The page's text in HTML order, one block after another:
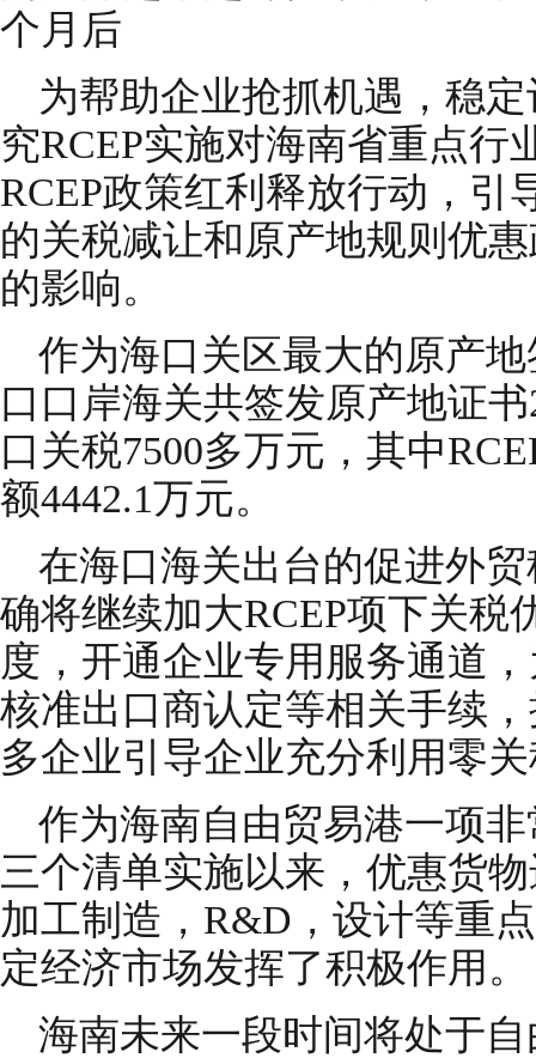
个月后
为帮助企业抢抓机遇，稳
究RCEP实施对海南省重点行
RCEP政策红利释放行动，引
的关税减让和原产地规则优
的影响。
作为海口关区最大的原产
口口岸海关共签发原产地证
口关税7500多万元，其中
额4442.1万元。
在海口海关出台的促进外
确将继续加大RCEP项下关税
度，开通企业专用服务通道
核准出口商认定等相关手续
多企业引导企业充分利用零
作为海南自由贸易港一项
三个清单实施以来，优惠货
加工制造，R&D，设计等重
定经济市场发挥了积极作用。
海南未来一段时间将处于